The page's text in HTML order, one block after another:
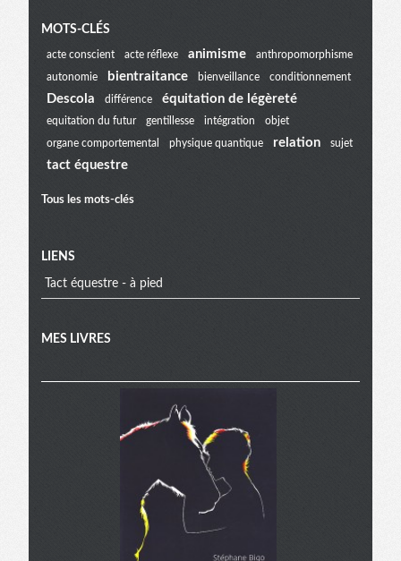
Menu
extra
MOTS-CLÉS
acte conscient acte réflexe animisme anthropomorphisme
autonomie bientraitance bienveillance conditionnement
Descola différence équitation de légèreté
equitation du futur gentillesse intégration objet
organe comportemental physique quantique relation sujet
tact équestre
Tous les mots-clés
LIENS
Tact équestre - à pied
MES LIVRES